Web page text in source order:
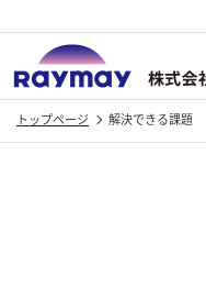
トップページ 解決できる課題